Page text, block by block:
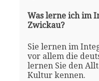
Was lerne ich im
Zwickau?
Sie lernen im
vor allem die
lernen Sie den
Kultur kennen.